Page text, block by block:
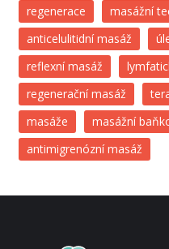
regenerace
masážní
anticelulitidní masáž
reflexní masáž
regenerační masáž
masáže
masážní
antimigrenózní masáž